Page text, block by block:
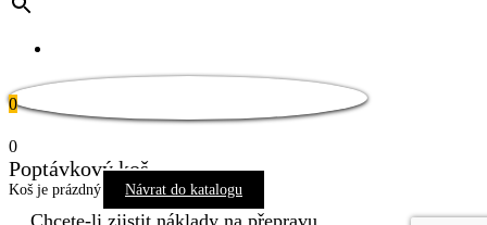
0
0
Poptávkový koš
Koš je prázdný Návrat do katalogu